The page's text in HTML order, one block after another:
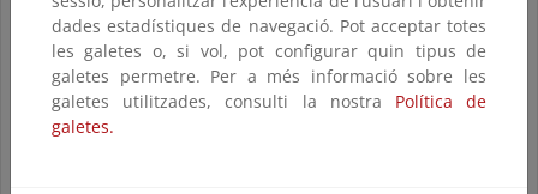
dades estadístiques de navegació. Pot acceptar totes
les galetes o, si vol, pot configurar quin tipus de
galetes permetre. Per a més informació sobre les
galetes utilitzades, consulti la nostra Política de
galetes.